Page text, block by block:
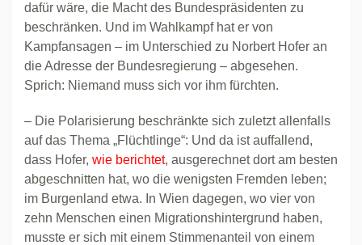
dafür wäre, die Macht des Bundespräsidenten zu
beschränken. Und im Wahlkampf hat er von
Kampfansagen – im Unterschied zu Norbert Hofer an
die Adresse der Bundesregierung – abgesehen.
Sprich: Niemand muss sich vor ihm fürchten.
– Die Polarisierung beschränkte sich zuletzt allenfalls
auf das Thema „Flüchtlinge“: Und da ist auffallend,
dass Hofer, wie berichtet, ausgerechnet dort am besten
abgeschnitten hat, wo die wenigsten Fremden leben;
im Burgenland etwa. In Wien dagegen, wo vier von
zehn Menschen einen Migrationshintergrund haben,
musste er sich mit einem Stimmenanteil von einem